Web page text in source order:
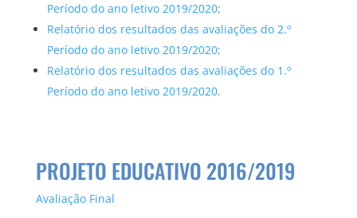
Período do ano letivo 2019/2020;
Relatório dos resultados das avaliações do 2.º
Período do ano letivo 2019/2020;
Relatório dos resultados das avaliações do 1.º
Período do ano letivo 2019/2020.
PROJETO EDUCATIVO 2016/2019
Avaliação Final